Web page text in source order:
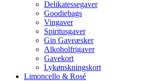
Delikatessegaver
Goodiebags
Vingaver
Spiritusgaver
Gin Gaveæsker
Alkoholfrigaver
Gavekort
Lykønskningskort
Limoncello & Rosé